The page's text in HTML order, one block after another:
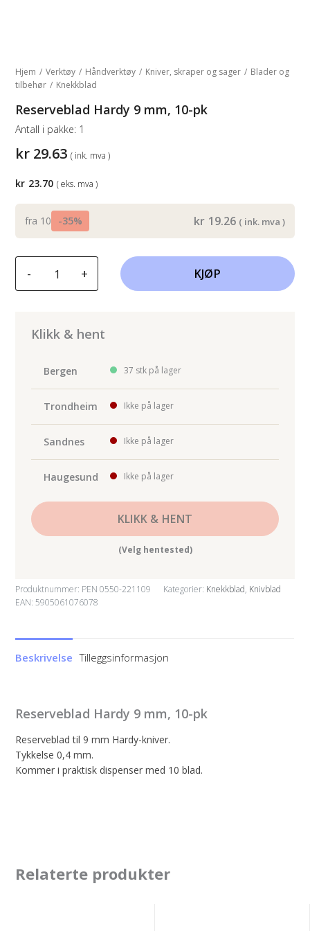
Hjem / Verktøy / Håndverktøy / Kniver, skraper og sager / Blader og
tilbehør / Knekkblad
Reserveblad Hardy 9 mm, 10-pk
kr 29.63 ( ink. mva )
fra 10 -35% kr 19.26 ( ink. mva )
Antall i pakke: 1
- + KJØP
Klikk & hent
Bergen 37 stk på lager
Trondheim Ikke på lager
Sandnes Ikke på lager
Haugesund Ikke på lager
KLIKK & HENT
(Velg hentested)
Produktnummer: PEN 0550-221109 Kategorier: Knekkblad, Knivblad
EAN: 5905061076078
kr 23.70 ( eks. mva )
Beskrivelse Tilleggsinformasjon
Reserveblad Hardy 9 mm, 10-pk
Reserveblad til 9 mm Hardy-kniver.
Tykkelse 0,4 mm.
Kommer i praktisk dispenser med 10 blad.
Relaterte produkter